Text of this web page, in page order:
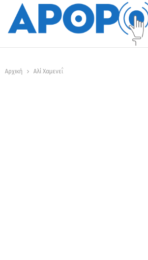
Αρχική Αλί Χαμενεΐ